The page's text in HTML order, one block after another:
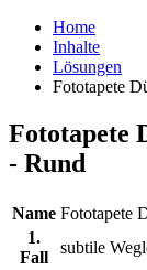
Home
Inhalte
Lösungen
Fototapete
Fototapete
- Rund
Name Fototapete
1.
Fall
subtile